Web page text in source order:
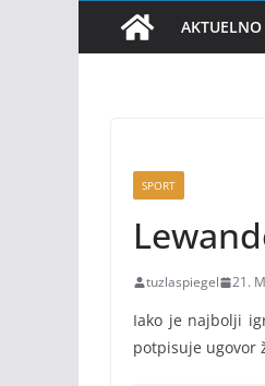
AKTUELNO
SPORT
tuzlaspiegel 21.
Iako je najbolji
potpisuje ugovor